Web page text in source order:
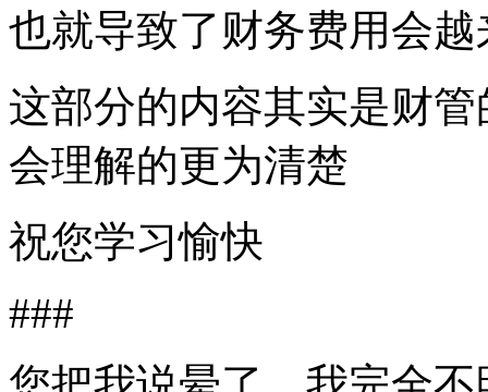
也就导致了财务费用会越
这部分的内容其实是财
会理解的更为清楚
祝您学习愉快
###